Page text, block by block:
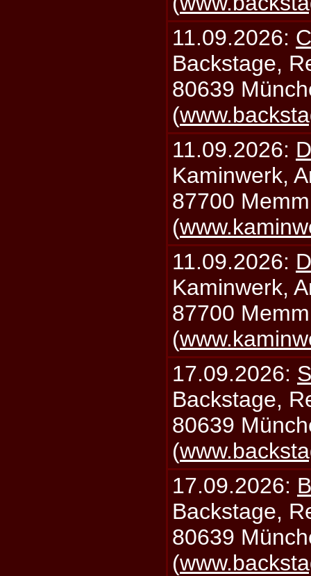
11.09.2026:
Backstage,
80639
(
11.09.2026:
Kaminwerk,
87700
(
11.09.2026:
Kaminwerk,
87700
(
17.09.2026:
Backstage,
80639
(
17.09.2026:
Backstage,
80639
(